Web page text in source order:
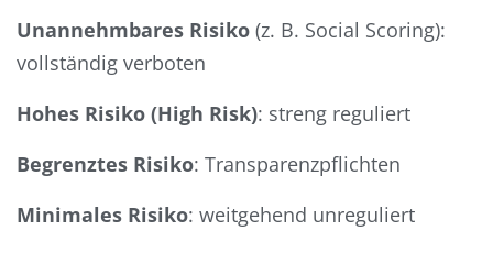
Unannehmbares Risiko (z. B. Social Scoring):
vollständig verboten
Hohes Risiko (High Risk): streng reguliert
Begrenztes Risiko: Transparenzpflichten
Minimales Risiko: weitgehend unreguliert